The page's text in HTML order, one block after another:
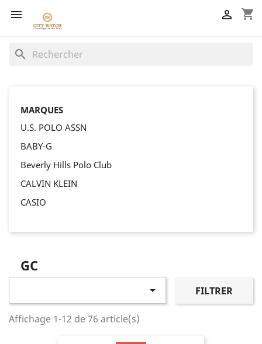
 shopping_cart

search
MARQUES
U.S. POLO ASSN
BABY-G
Beverly Hills Polo Club
CALVIN KLEIN
CASIO
GC
 FILTRER
Affichage 1-12 de 76 article(s)